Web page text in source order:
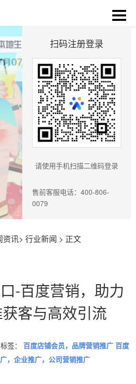
扫码注册登录
请使用手机扫描二维码登录
售前客服电话：400-806-
0079
资讯> 行业新闻 > 正文
-百度营销，助力
客与高效引流
签： 百度店铺会员，品牌营销推广 百度
，企业推广，公司营销推广